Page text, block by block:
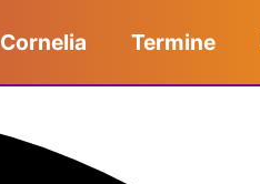
Cornelia Termine